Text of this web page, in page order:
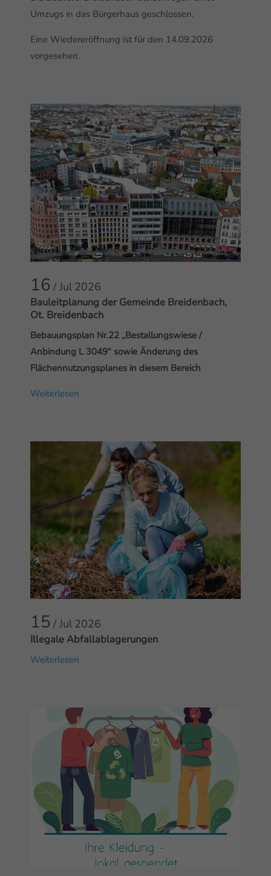
Umzugs in das Bürgerhaus geschlossen.
Eine Wiedereröffnung ist für den 14.09.2026
vorgesehen.
16 / Jul 2026
Bauleitplanung der Gemeinde Breidenbach,
Ot. Breidenbach
Bebauungsplan Nr.22 „Bestallungswiese /
Anbindung L 3049“ sowie Änderung des
Flächennutzungsplanes in diesem Bereich
Weiterlesen
15 / Jul 2026
Illegale Abfallablagerungen
Weiterlesen